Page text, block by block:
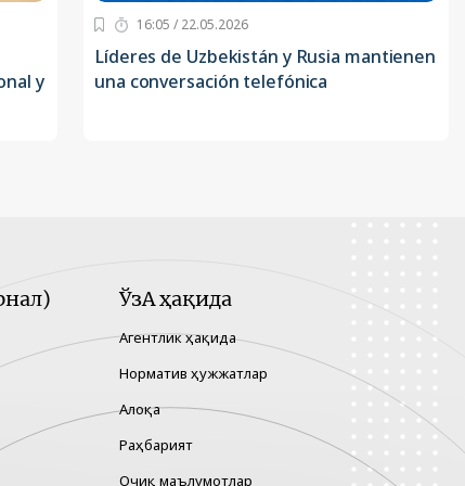
y
16:05 / 22.05.2026
Líderes de Uzbekistán y Rusia mantienen
una conversación telefónica
ЎзА ҳақида
Агентлик ҳақида
Норматив ҳужжатлар
Алоқа
Раҳбарият
Очиқ маълумотлар